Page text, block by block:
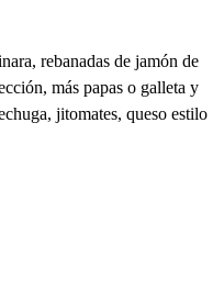
rebanadas de jamón de
más papas o galleta y
jitomates, queso estilo